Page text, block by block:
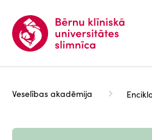
galveno
saturu
Veselības akadēmija